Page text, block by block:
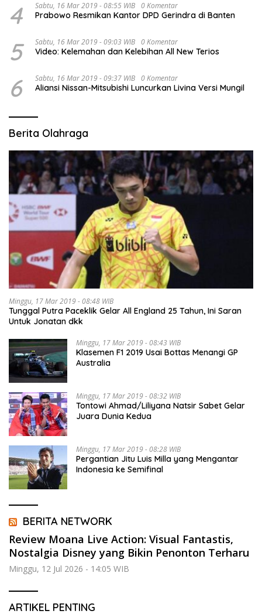
4 Sabtu, 16 Mar 2019 - 08:55 WIB 0 Komentar
Prabowo Resmikan Kantor DPD Gerindra di Banten
5 Sabtu, 16 Mar 2019 - 09:03 WIB 0 Komentar
Video: Kelemahan dan Kelebihan All New Terios
6 Sabtu, 16 Mar 2019 - 09:37 WIB 0 Komentar
Aliansi Nissan-Mitsubishi Luncurkan Livina Versi Mungil
Berita Olahraga
Minggu, 17 Mar 2019 - 08:48 WIB
Tunggal Putra Paceklik Gelar All England 25 Tahun, Ini Saran
Untuk Jonatan dkk
Minggu, 17 Mar 2019 - 08:43 WIB
Klasemen F1 2019 Usai Bottas Menangi GP
Australia
Minggu, 17 Mar 2019 - 08:32 WIB
Tontowi Ahmad/Liliyana Natsir Sabet Gelar
Juara Dunia Kedua
Minggu, 17 Mar 2019 - 08:28 WIB
Pergantian Jitu Luis Milla yang Mengantar
Indonesia ke Semifinal
BERITA NETWORK
Review Moana Live Action: Visual Fantastis,
Nostalgia Disney yang Bikin Penonton Terharu
Minggu, 12 Jul 2026 - 14:05 WIB
ARTIKEL PENTING